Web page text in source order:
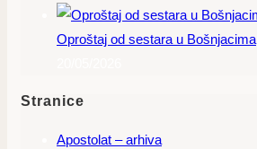
Oproštaj od sestara u Bošnjacima
Stranice
Apostolat – arhiva